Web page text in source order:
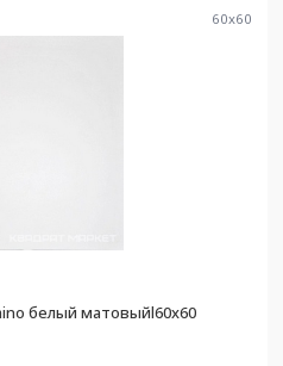
60x60
белый матовыйl60x60